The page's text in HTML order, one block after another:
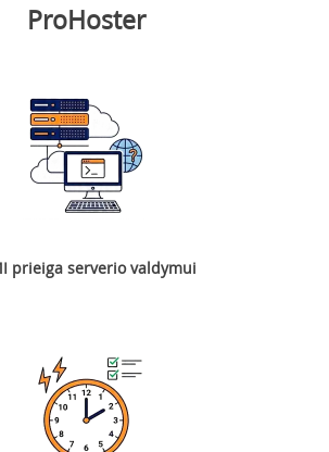
ProHoster
prieiga serverio valdymui